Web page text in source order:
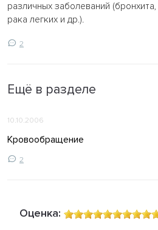
различных заболеваний
рака легких и др.).
2
Ещё в разделе
10.10.2006
Кровообращение
2
Оценка: